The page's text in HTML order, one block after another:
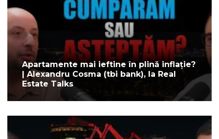
Apartamente mai ieftine în plină inflație?
| Alexandru Cosma (tbi bank), la Real
Estate Talks